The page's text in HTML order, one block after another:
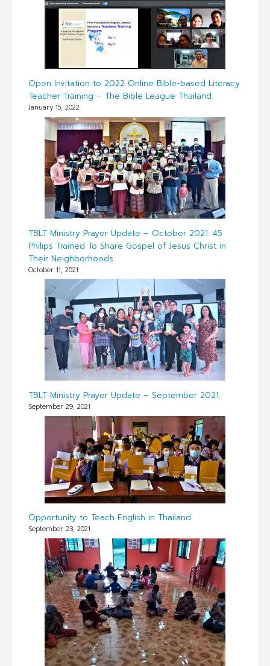
Open Invitation to 2022 Online Bible-based Literacy
Teacher Training – The Bible League Thailand.
January 15, 2022
TBLT Ministry Prayer Update – October 2021: 45
Philips Trained To Share Gospel of Jesus Christ in
Their Neighborhoods.
October 11, 2021
TBLT Ministry Prayer Update – September 2021.
September 29, 2021
Opportunity to Teach English in Thailand
September 23, 2021